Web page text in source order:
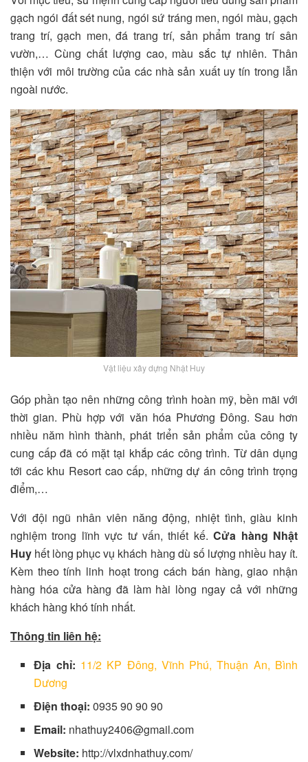
gạch ngói đất sét nung, ngói sứ tráng men, ngói màu, gạch
trang trí, gạch men, đá trang trí, sản phẩm trang trí sân
vườn,… Cùng chất lượng cao, màu sắc tự nhiên. Thân
thiện với môi trường của các nhà sản xuất uy tín trong lẫn
ngoài nước.
Vật liệu xây dựng Nhật Huy
Góp phần tạo nên những công trình hoàn mỹ, bền mãi với
thời gian. Phù hợp với văn hóa Phương Đông. Sau hơn
nhiều năm hình thành, phát triển sản phẩm của công ty
cung cấp đã có mặt tại khắp các công trình. Từ dân dụng
tới các khu Resort cao cấp, những dự án công trình trọng
điểm,…
Với đội ngũ nhân viên năng động, nhiệt tình, giàu kinh
nghiệm trong lĩnh vực tư vấn, thiết kế.Cửa hàng Nhật
Huy hết lòng phục vụ khách hàng dù số lượng nhiều hay ít.
Kèm theo tính linh hoạt trong cách bán hàng, giao nhận
hàng hóa cửa hàng đã làm hài lòng ngay cả với những
khách hàng khó tính nhất.
Thông tin liên hệ:
Địa chỉ: 11/2 KP Đông, Vĩnh Phú, Thuận An, Bình
Dương
Điện thoại: 0935 90 90 90
Email: nhathuy2406@gmail.com
Website: http://vlxdnhathuy.com/